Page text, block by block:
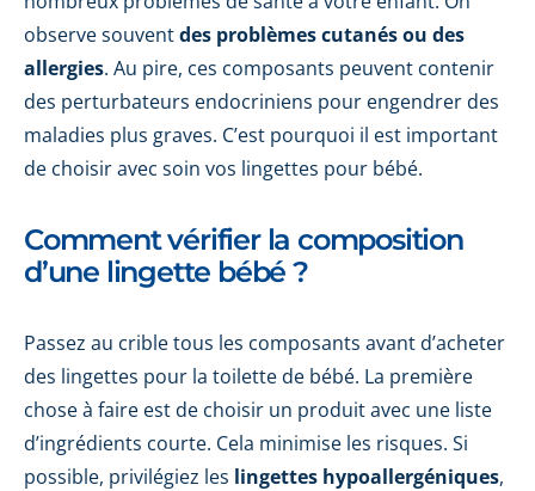
observe souventdes problèmes cutanés ou des
allergies. Au pire, ces composants peuvent contenir
des perturbateurs endocriniens pour engendrer des
maladies plus graves. C’est pourquoi il est important
de choisir avec soin vos lingettes pour bébé.
Comment vérifier la composition
d’une lingette bébé ?
Passez au crible tous les composants avant d’acheter
des lingettes pour la toilette de bébé. La première
chose à faire est de choisir un produit avec une liste
d’ingrédients courte. Cela minimise les risques. Si
possible, privilégiez les lingettes hypoallergéniques,